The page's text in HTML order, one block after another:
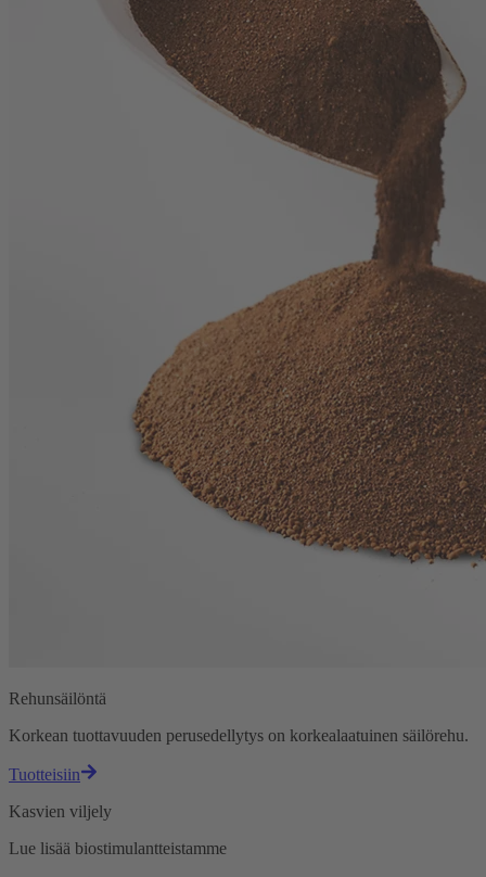
Rehunsäilöntä
Korkean tuottavuuden perusedellytys on korkealaatuinen säilörehu.
Tuotteisiin
Kasvien viljely
Lue lisää biostimulantteistamme